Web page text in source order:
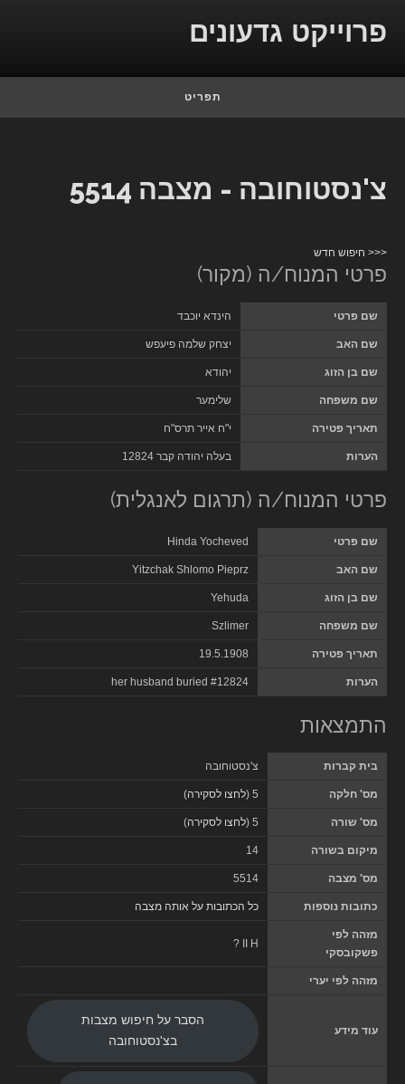
פרוייקט גדעונים
תפריט
צ'נסטוחובה - מצבה 5514
<<< חיפוש חדש
פרטי המנוח/ה (מקור)
שם פרטי הינדא יוכבד
שם האב יצחק שלמה פיעפש
שם בן הזוג יהודא
שם משפחה שלימער
תאריך פטירה י"ח אייר תרס"ח
הערות בעלה יהודה קבר 12824
פרטי המנוח/ה (תרגום לאנגלית)
שם פרטי Hinda Yocheved
שם האב Yitzchak Shlomo Pieprz
שם בן הזוג Yehuda
שם משפחה Szlimer
תאריך פטירה 19.5.1908
הערות her husband buried #12824
התמצאות
בית קברות צ'נסטוחובה
מס' חלקה 5 ( לחצו לסקירה)
מס' שורה 5 ( לחצו לסקירה)
מיקום בשורה 14
מס' מצבה 5514
כתובות נוספות כל הכתובות על אותה מצבה
מזהה לפי
פשקובסקי
? II H
מזהה לפי יערי
עוד מידע
הסבר על חיפוש מצבות
בצ'נסטוחובה